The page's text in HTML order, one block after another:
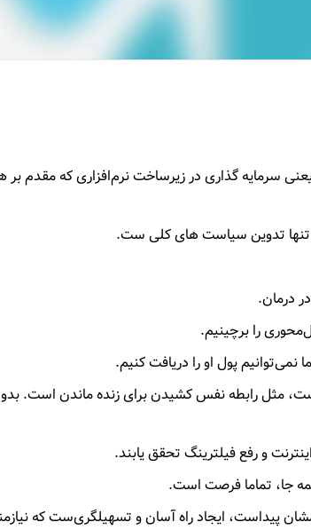
سرمایه گذاری در زیرساخت نرم‌افزاری که مقدم بر
تنها تدوین سیاست های کلی ست.
درمان.
را برچینیم.
پول او را دریافت کنیم.
مثل رابطه نفس کشیدن برای زنده ماندن است.
و رفع فیلترینگ تحقق یابند.
جا، تماما فرصت است.
پیداست، ایجاد راه آسان و تسهیلگری‌ست که